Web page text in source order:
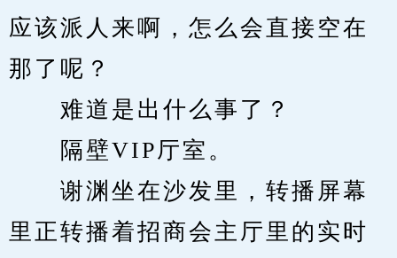
应该派人来啊，怎么会直接空在
那了呢？
难道是出什么事了？
隔壁VIP厅室。
谢渊坐在沙发里，转播屏幕
里正转播着招商会主厅里的实时